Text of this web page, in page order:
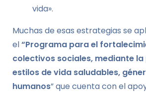
vida».
Muchas de esas estrategias se
el“Programa para el
colectivos sociales, mediante
estilos de vida saludables,
humanos” que cuenta con el